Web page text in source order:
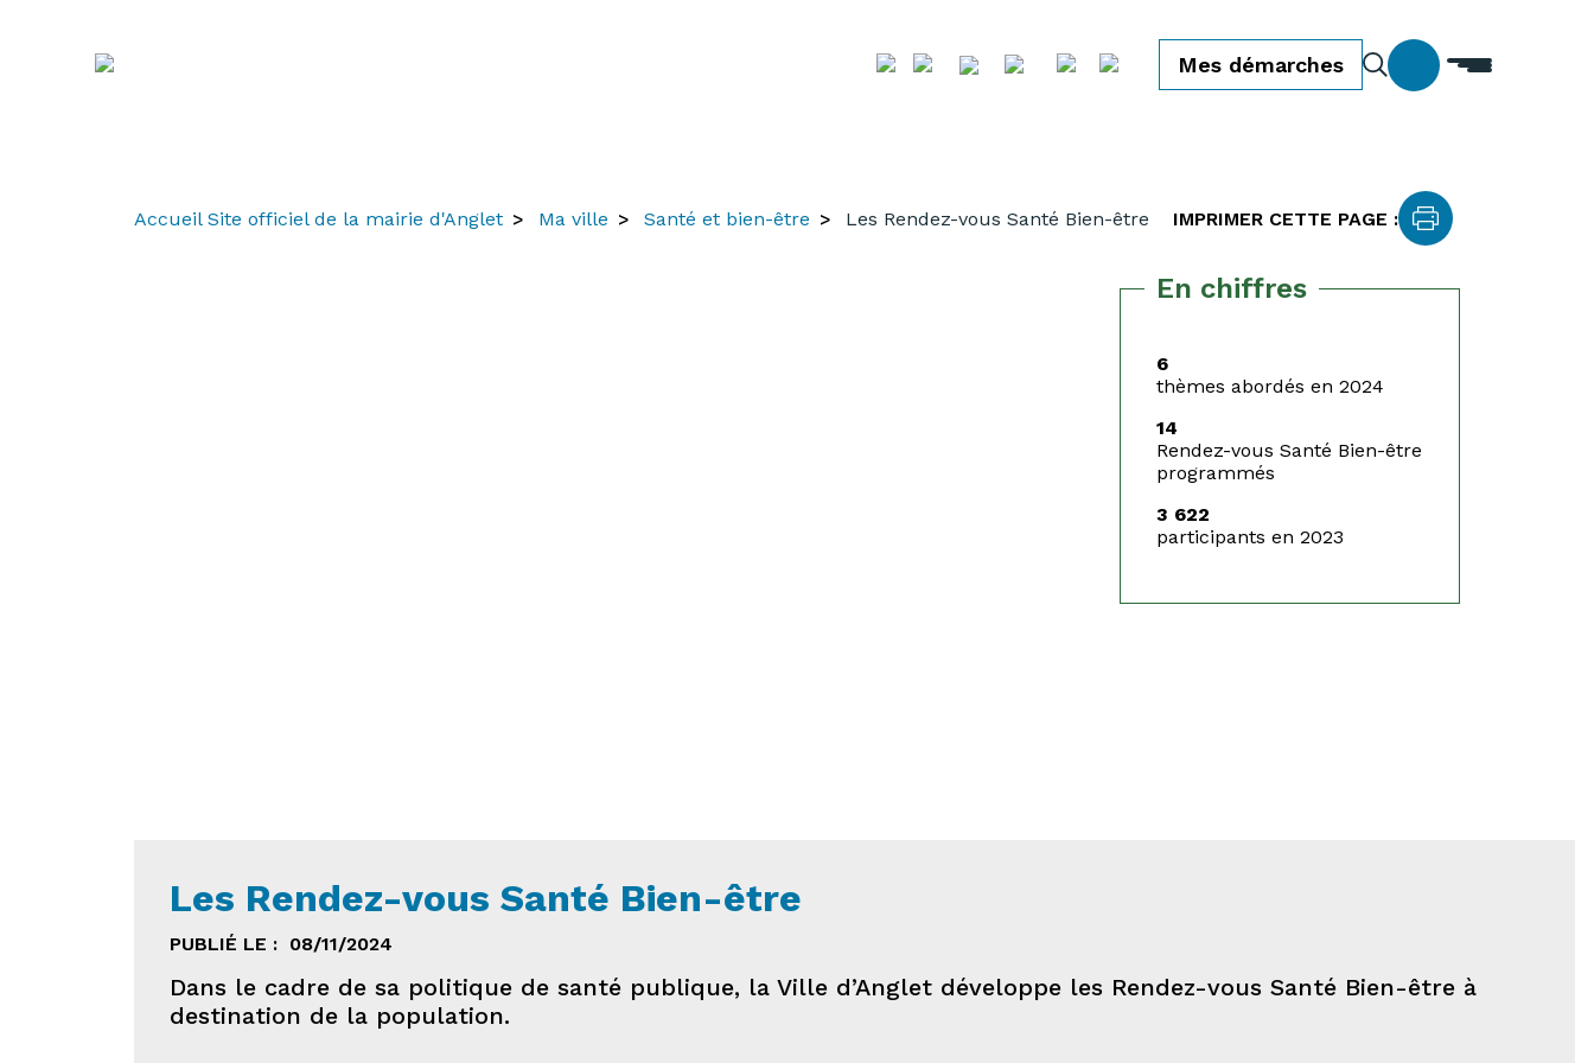
Mes démarches
Accueil Site officiel de la mairie d'Anglet Ma ville Santé et bien-être Les Rendez-vous Santé Bien-être IMPRIMER CETTE PAGE :
Les Rendez-vous Santé Bien-être
PUBLIÉ LE : 08/11/2024
Dans le cadre de sa politique de santé publique, la Ville d’Anglet développe les Rendez-vous Santé Bien-être à
destination de la population.
6_6006
En chiffres
6
thèmes abordés en 2024
14
Rendez-vous Santé Bien-être
programmés
3 622
participants en 2023